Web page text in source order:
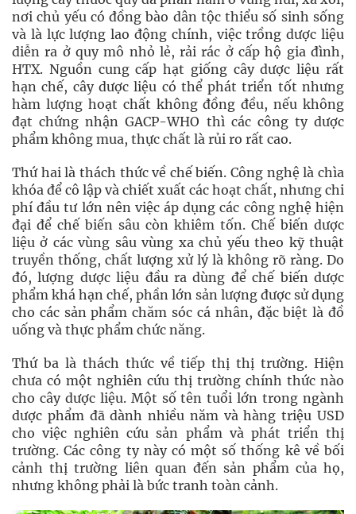
nơi chủ yếu có đồng bào dân tộc thiểu số sinh sống
và là lực lượng lao động chính, việc trồng dược liệu
diễn ra ở quy mô nhỏ lẻ, rải rác ở cấp hộ gia đình,
HTX. Nguồn cung cấp hạt giống cây dược liệu rất
hạn chế, cây dược liệu có thể phát triển tốt nhưng
hàm lượng hoạt chất không đồng đều, nếu không
đạt chứng nhận GACP-WHO thì các công ty dược
phẩm không mua, thực chất là rủi ro rất cao.
Thứ hai là thách thức về chế biến. Công nghệ là chìa
khóa để cô lập và chiết xuất các hoạt chất, nhưng chi
phí đầu tư lớn nên việc áp dụng các công nghệ hiện
đại để chế biến sâu còn khiêm tốn. Chế biến dược
liệu ở các vùng sâu vùng xa chủ yếu theo kỹ thuật
truyền thống, chất lượng xử lý là không rõ ràng. Do
đó, lượng dược liệu đầu ra dùng để chế biến dược
phẩm khá hạn chế, phần lớn sản lượng được sử dụng
cho các sản phẩm chăm sóc cá nhân, đặc biệt là đồ
uống và thực phẩm chức năng.
Thứ ba là thách thức về tiếp thị thị trường. Hiện
chưa có một nghiên cứu thị trường chính thức nào
cho cây dược liệu. Một số tên tuổi lớn trong ngành
dược phẩm đã dành nhiều năm và hàng triệu USD
cho việc nghiên cứu sản phẩm và phát triển thị
trường. Các công ty này có một số thống kê về bối
cảnh thị trường liên quan đến sản phẩm của họ,
nhưng không phải là bức tranh toàn cảnh.